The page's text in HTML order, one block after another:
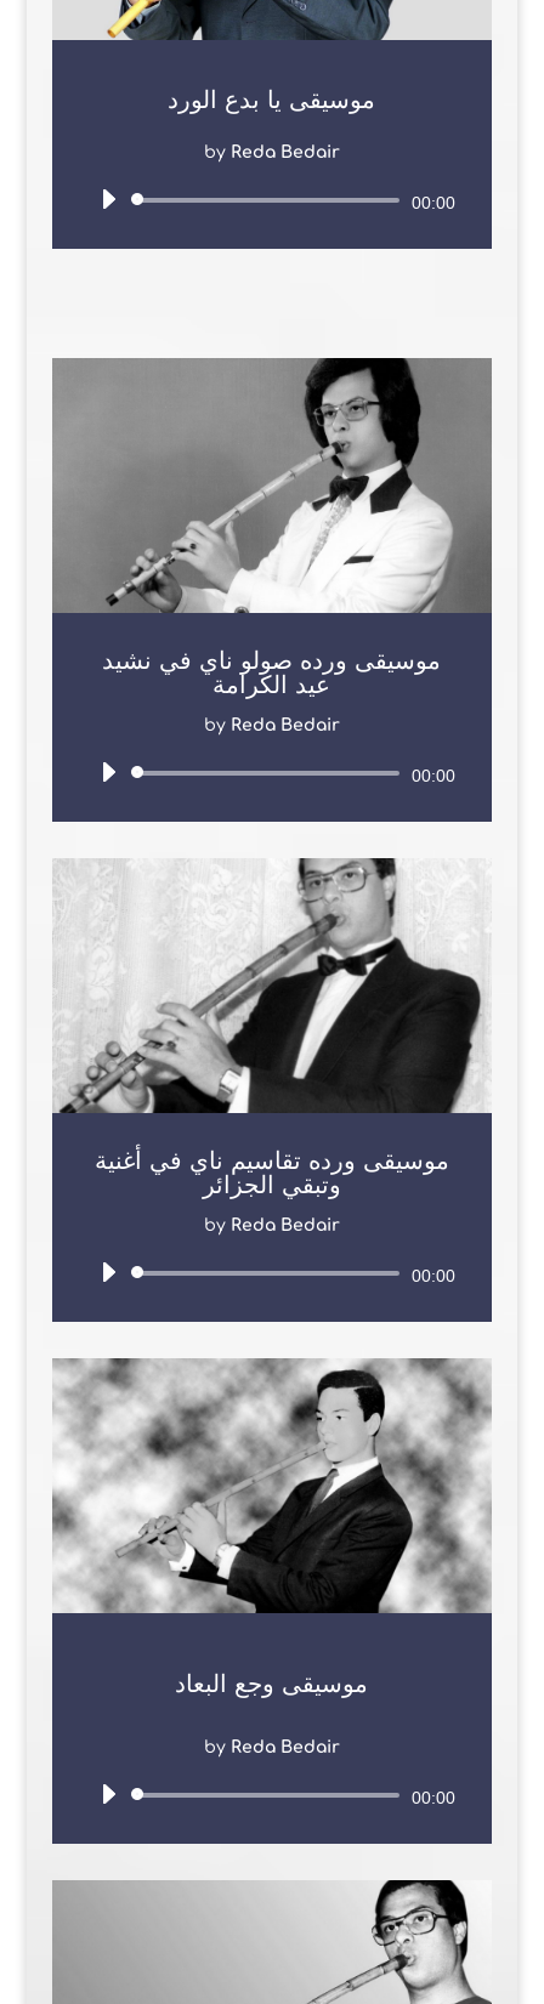
موسيقى يا بدع الورد
by Reda Bedair
Audio
00:00
موسيقى ورده صولو ناي في نشيد
عيد الكرامة
by Reda Bedair
Audio
00:00
موسيقى ورده تقاسيم ناي في أغنية
وتبقي الجزائر
by Reda Bedair
Audio
00:00
موسيقى وجع البعاد
by Reda Bedair
Audio
00:00